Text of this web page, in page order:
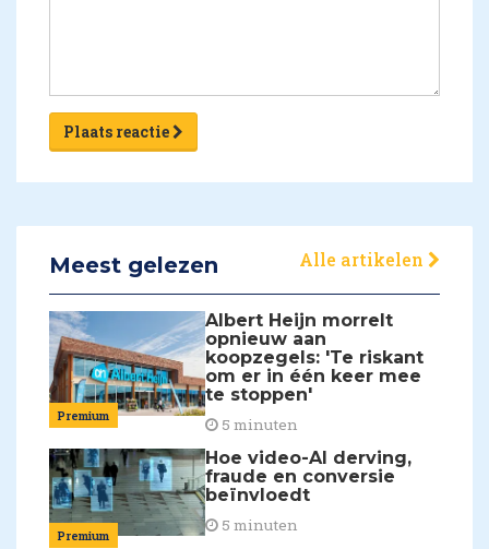
Plaats reactie
Meest gelezen Alle artikelen
Premium
Albert Heijn morrelt
opnieuw aan
koopzegels: 'Te riskant
om er in één keer mee
te stoppen'
5 minuten
Premium
Hoe video-AI derving,
fraude en conversie
beïnvloedt
5 minuten